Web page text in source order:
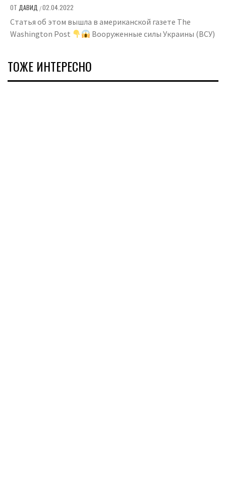
ОТ ДАВИД /02.04.2022
Статья об этом вышла в американской газете The
Washington Post
Вооруженные силы Украины (ВСУ)
ТОЖЕ ИНТЕРЕСНО